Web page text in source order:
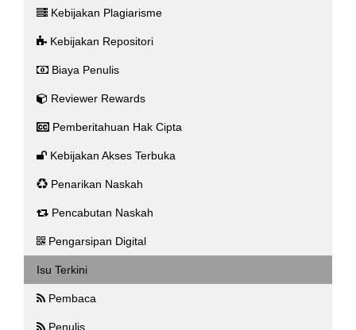
Kebijakan Plagiarisme
Kebijakan Repositori
Biaya Penulis
Reviewer Rewards
Pemberitahuan Hak Cipta
Kebijakan Akses Terbuka
Penarikan Naskah
Pencabutan Naskah
Pengarsipan Digital
Isu Terkini
Pembaca
Penulis